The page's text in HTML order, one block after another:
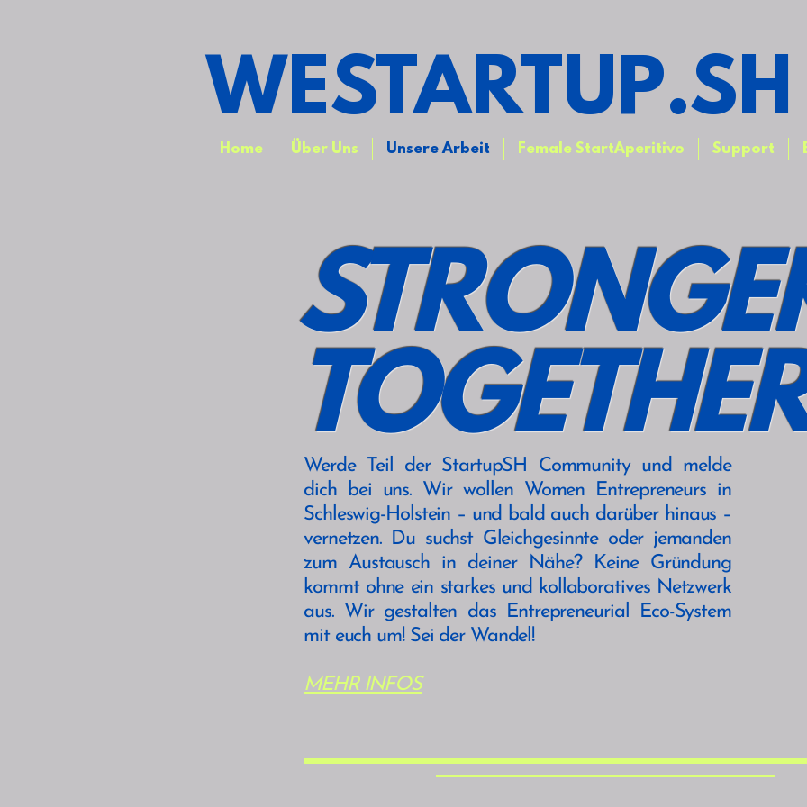
WESTARTUP.SH
Home Über Uns Unsere Arbeit Female StartAperitivo Support
Werde Teil der StartupSH Community und melde
dich bei uns. Wir wollen Women Entrepreneurs in
Schleswig-Holstein – und bald auch darüber hinaus –
vernetzen. Du suchst Gleichgesinnte oder jemanden
zum Austausch in deiner Nähe? Keine Gründung
kommt ohne ein starkes und kollaboratives Netzwerk
aus. Wir gestalten das Entrepreneurial Eco-System
mit euch um! Sei der Wandel!
MEHR INFOS